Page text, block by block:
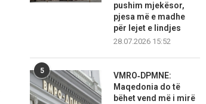
pushim mjekësor,
pjesa më e madhe
për lejet e lindjes
28.07.2026 15:52
5
VMRO‑DPMNE:
Maqedonia do të
bëhet vend më i mirë